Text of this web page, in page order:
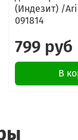
(Индезит) /
091814
799 руб
В